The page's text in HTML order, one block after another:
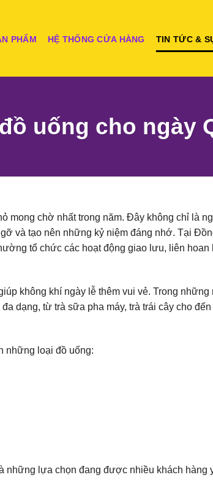
PHẨM HỆ THỐNG CỬA HÀNG TIN TỨC &
uống cho ngày
mong chờ nhất trong năm. Đây không chỉ là
và tạo nên những kỷ niệm đáng nhớ. Tại
tổ chức các hoạt động giao lưu, liên hoan
không khí ngày lễ thêm vui vẻ. Trong những
dạng, từ trà sữa pha máy, trà trái cây cho đến
những loại đồ uống:
lựa chọn đang được nhiều khách hàng